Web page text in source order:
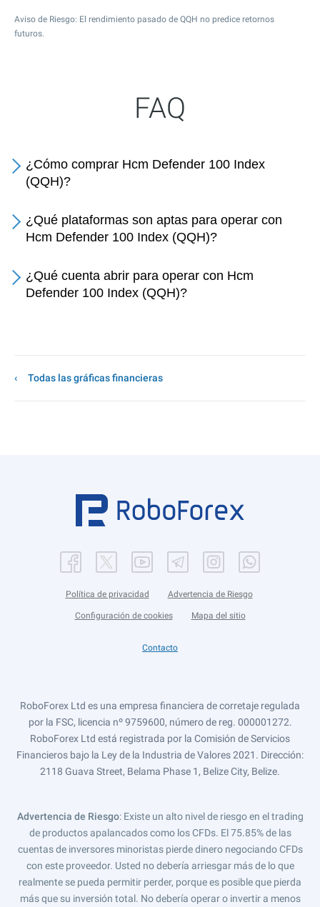
Aviso de Riesgo: El rendimiento pasado de QQH no predice retornos
futuros.
FAQ
¿Cómo comprar Hcm Defender 100 Index
(QQH)?
¿Qué plataformas son aptas para operar con
Hcm Defender 100 Index (QQH)?
¿Qué cuenta abrir para operar con Hcm
Defender 100 Index (QQH)?
Todas las gráficas financieras
Política de privacidad Advertencia de Riesgo
Configuración de cookies Mapa del sitio
Contacto
RoboForex Ltd es una empresa financiera de corretaje regulada
por la FSC, licencia nº 9759600, número de reg. 000001272.
RoboForex Ltd está registrada por la Comisión de Servicios
Financieros bajo la Ley de la Industria de Valores 2021. Dirección:
2118 Guava Street, Belama Phase 1, Belize City, Belize.
Advertencia de Riesgo: Existe un alto nivel de riesgo en el trading
de productos apalancados como los CFDs. El 75.85% de las
cuentas de inversores minoristas pierde dinero negociando CFDs
con este proveedor. Usted no debería arriesgar más de lo que
realmente se pueda permitir perder, porque es posible que pierda
más que su inversión total. No debería operar o invertir a menos